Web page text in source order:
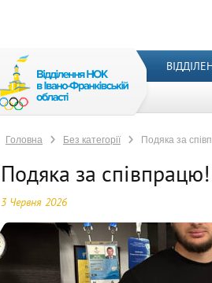
Головна Без категорії Подяка за
Подяка за співпрацю!
3 Червня 2026